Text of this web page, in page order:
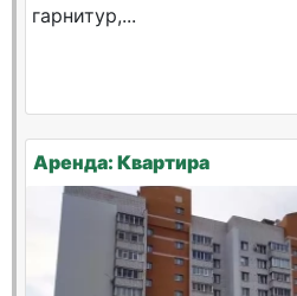
гарнитур,...
Аренда: Квартира